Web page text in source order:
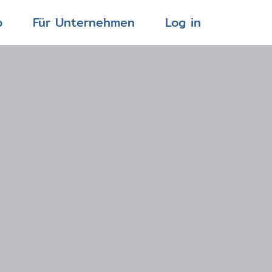
Für Unternehmen Log in